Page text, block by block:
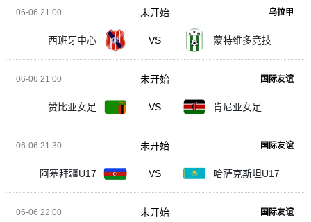
06-06 21:00 乌拉甲
西班牙中心 VS 蒙特维多竞技
未开始
06-06 21:00 国际友谊
赞比亚女足 VS 肯尼亚女足
未开始
06-06 21:30 国际友谊
阿塞拜疆U17 VS 哈萨克斯坦U17
未开始
06-06 22:00 国际友谊
未开始